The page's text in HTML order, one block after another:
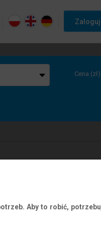
Cena
Aby to robić,